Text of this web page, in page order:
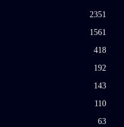
2351
1561
418
192
143
110
63